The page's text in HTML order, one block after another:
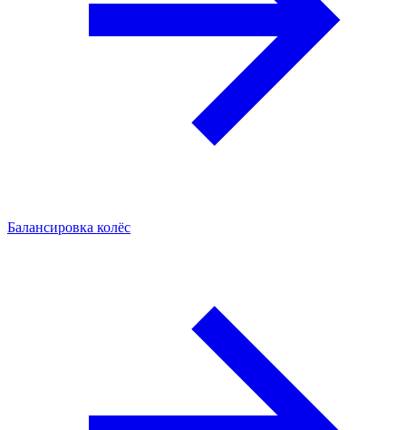
Балансировка колёс